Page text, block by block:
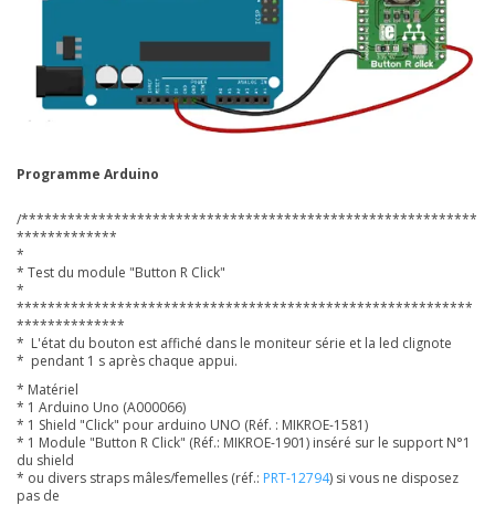
Programme Arduino
/***********************************************************
*************
*
* Test du module "Button R Click"
*
***********************************************************
**************
* L'état du bouton est affiché dans le moniteur série et la led clignote
* pendant 1 s après chaque appui.
* Matériel
* 1 Arduino Uno (A000066)
* 1 Shield "Click" pour arduino UNO (Réf. : MIKROE-1581)
* 1 Module "Button R Click" (Réf.: MIKROE-1901) inséré sur le support N°1
du shield
* ou divers straps mâles/femelles (réf.: PRT-12794) si vous ne disposez
pas de